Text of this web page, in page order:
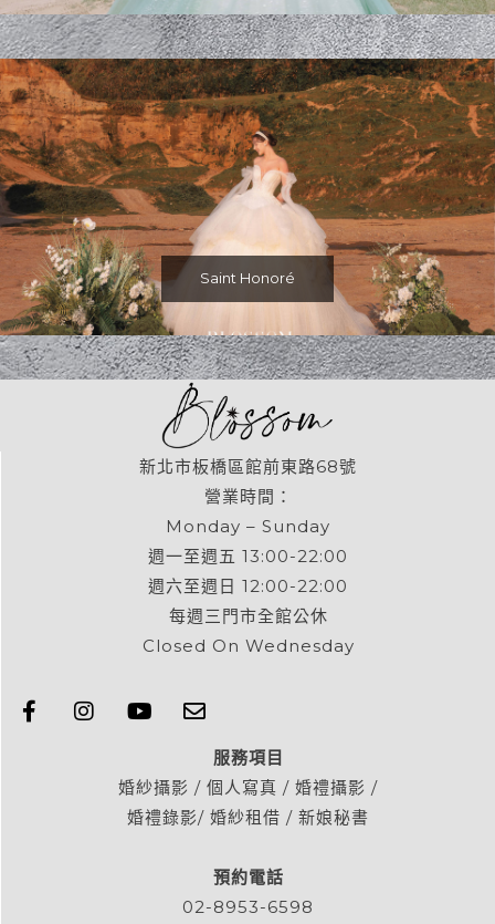
Saint Honoré
新北市板橋區館前東路68號
營業時間：
Monday – Sunday
週一至週五 13:00-22:00
週六至週日 12:00-22:00
每週三門市全館公休
Closed On Wednesday
服務項目
婚紗攝影 / 個人寫真 / 婚禮攝影 /
婚禮錄影/ 婚紗租借 / 新娘秘書
預約電話
02-8953-6598